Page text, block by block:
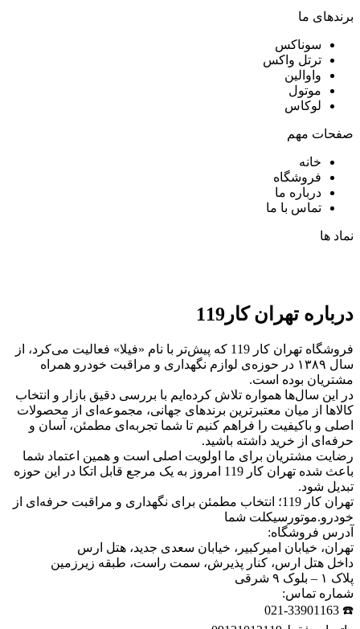
برندهای ما
سوناکس
ترتل واکس
واوالین
موتول
لوکاس
صفحات مهم
خانه
فروشگاه
درباره ما
تماس با ما
نماد ها
درباره تهران کار119
فروشگاه تهران کار 119 که پیش‌تر با نام «فیلا» فعالیت می‌کرد، از
سال ۱۳۸۹ در حوزه‌ی لوازم نگهداری و مراقبت خودرو همراه
مشتریان بوده است.
در این سال‌ها همواره تلاش کرده‌ایم با بررسی دقیق بازار و انتخاب
کالاها از میان معتبرترین برندهای جهانی، مجموعه‌ای از محصولات
اصلی و باکیفیت را فراهم کنیم تا شما تجربه‌ای مطمئن، آسان و
حرفه‌ای از خرید داشته باشید.
رضایت مشتریان برای ما اولویت اصلی است و همین اعتماد شما
باعث شده تهران کار 119 امروز به یک مرجع قابل اتکا در این حوزه
تبدیل شود.
تهران کار 119؛ انتخاب مطمئن برای نگهداری و مراقبت حرفه‌ای از
خودرو.موتورسیکلت شما
آدرس فروشگاه:
تهران، خیابان امیرکبیر، خیابان سعدی جدید، هتل ارس
داخل هتل ارس، کنار پذیرش، سمت راست، طبقه زیرزمین
پلاک ۱ – بلوک ۹ شرقی
شماره تماس:
☎️ 021-33901163